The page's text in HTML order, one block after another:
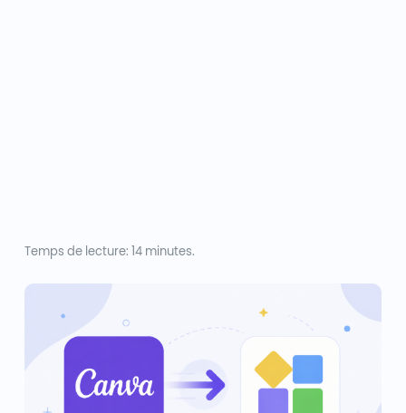
Temps de lecture: 14 minutes.